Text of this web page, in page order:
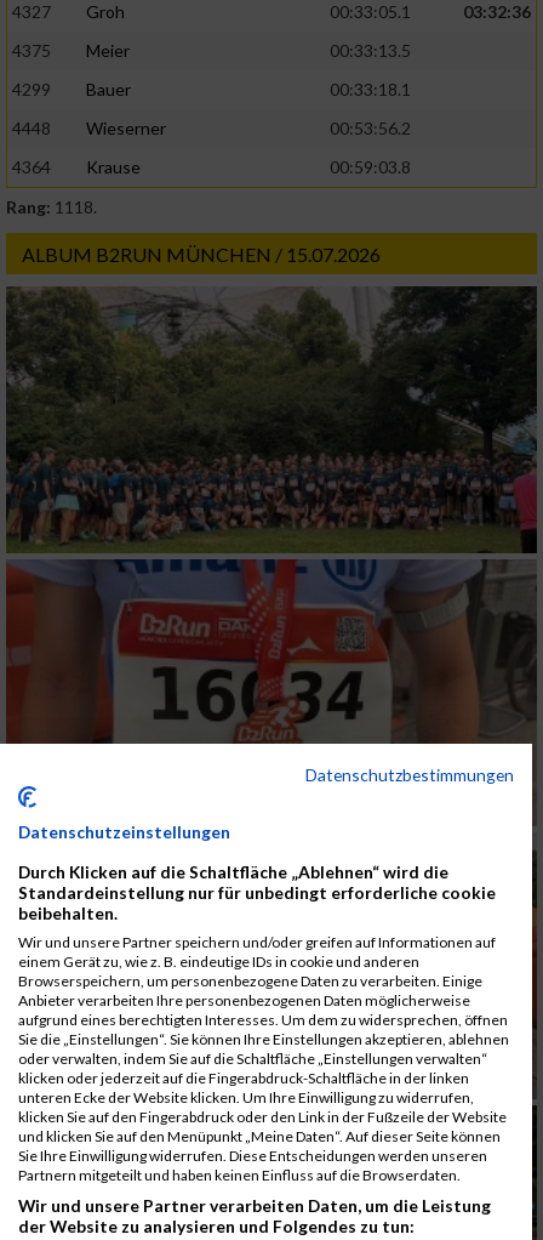
4327
Groh 00:33:05.1
03:32:36
4375
Meier
00:33:13.5
4299
Bauer
00:33:18.1
4448
Wieserner
00:53:56.2
4364
Krause
00:59:03.8
Rang: 1118.
ALBUM B2RUN MÜNCHEN / 15.07.2026
Datenschutzbestimmungen
Datenschutzeinstellungen
Durch Klicken auf die Schaltfläche „Ablehnen“ wird die
Standardeinstellung nur für unbedingt erforderliche cookie
beibehalten.
Wir und unsere Partner speichern und/oder greifen auf Informationen auf
einem Gerät zu, wie z. B. eindeutige IDs in cookie und anderen
Browserspeichern, um personenbezogene Daten zu verarbeiten. Einige
Anbieter verarbeiten Ihre personenbezogenen Daten möglicherweise
aufgrund eines berechtigten Interesses. Um dem zu widersprechen, öffnen
Sie die „Einstellungen“. Sie können Ihre Einstellungen akzeptieren, ablehnen
oder verwalten, indem Sie auf die Schaltfläche „Einstellungen verwalten“
klicken oder jederzeit auf die Fingerabdruck-Schaltfläche in der linken
unteren Ecke der Website klicken. Um Ihre Einwilligung zu widerrufen,
klicken Sie auf den Fingerabdruck oder den Link in der Fußzeile der Website
und klicken Sie auf den Menüpunkt „Meine Daten“. Auf dieser Seite können
Sie Ihre Einwilligung widerrufen. Diese Entscheidungen werden unseren
Partnern mitgeteilt und haben keinen Einfluss auf die Browserdaten.
Wir und unsere Partner verarbeiten Daten, um die Leistung
der Website zu analysieren und Folgendes zu tun: